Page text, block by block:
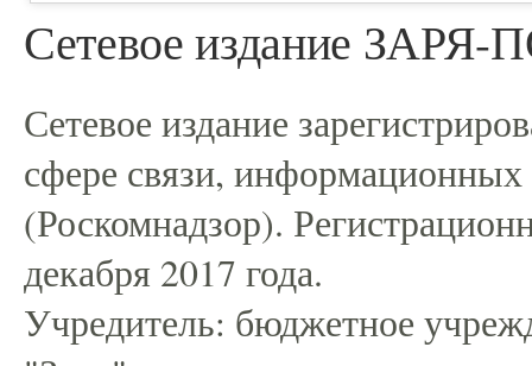
Сетевое издание
Сетевое издание
сфере связи,
(Роскомнадзор).
декабря 2017 года.
Учредитель: бюджетное